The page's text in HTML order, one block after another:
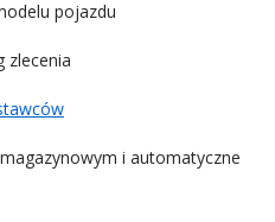
pojazdu
zlecenia
i automatyczne